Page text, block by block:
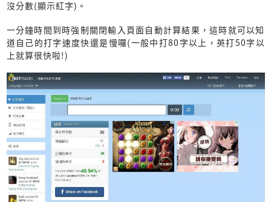
沒分數(顯示紅字)。
一分鐘時間到時強制關閉輸入頁面自動計算結果，這時就可以知
道自己的打字速度快還是慢囉(一般中打80字以上，英打50字以
上就算很快啦!)